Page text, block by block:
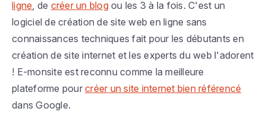
ligne , de créer un blogou les 3 à la fois. C'est un
logiciel de création de site web en ligne sans
connaissances techniques fait pour les débutants en
création de site internet et les experts du web l'adorent
! E-monsite est reconnu comme la meilleure
plateforme pour créer un site internet bien référencé
dans Google.